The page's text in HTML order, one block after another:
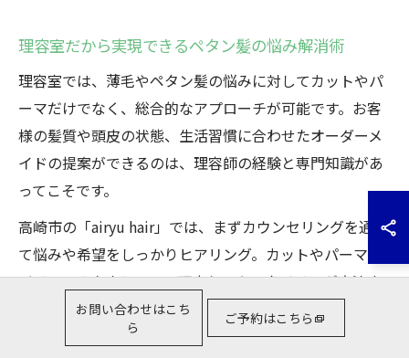
理容室だから実現できるペタン髪の悩み解消術
理容室では、薄毛やペタン髪の悩みに対してカットやパ
ーマだけでなく、総合的なアプローチが可能です。お客
様の髪質や頭皮の状態、生活習慣に合わせたオーダーメ
イドの提案ができるのは、理容師の経験と専門知識があ
ってこそです。
高崎市の「airyu hair」では、まずカウンセリングを通じ
て悩みや希望をしっかりヒアリング。カットやパーマで
ボリュームを出しつつ、頭皮ケアやスタイリング方法ま
でトータルでアドバイスしています。こうしたきめ細や
かな対応により、薄毛の悩みを根本からサポート。
お問い合わせはこち
ら
ご予約はこちら